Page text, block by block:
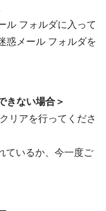
ル フォルダに入って
惑メール フォルダを
きない場合＞
リアを行ってくださ
ているか、今一度ご